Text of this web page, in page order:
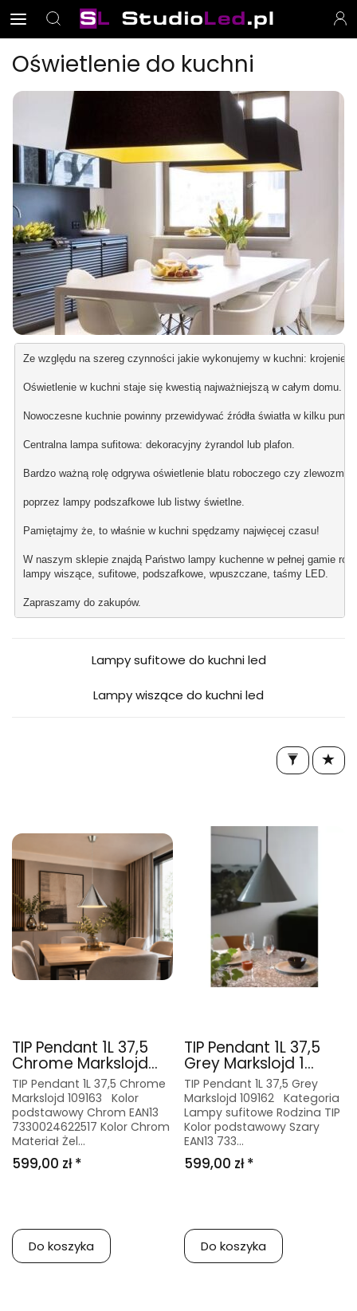
Oświetlenie do kuchni
Ze względu na szereg czynności jakie wykonujemy w kuchni: krojenie,
Oświetlenie w kuchni staje się kwestią najważniejszą w całym domu.
Nowoczesne kuchnie powinny przewidywać źródła światła w kilku
Centralna lampa sufitowa: dekoracyjny żyrandol lub plafon.
Bardzo ważną rolę odgrywa oświetlenie blatu roboczego czy
poprzez lampy podszafkowe lub listwy świetlne.
Pamiętajmy że, to właśnie w kuchni spędzamy najwięcej czasu!
W naszym sklepie znajdą Państwo lampy kuchenne w pełnej gamie
lampy wiszące, sufitowe, podszafkowe, wpuszczane, taśmy LED.
Zapraszamy do zakupów.
Lampy sufitowe do kuchni led
Lampy wiszące do kuchni led
TIP Pendant 1L 37,5
Chrome Markslojd...
TIP Pendant 1L 37,5 Chrome
Markslojd 109163 Kolor
podstawowy Chrom EAN13
7330024622517 Kolor Chrom
Materiał Żel...
599,00 zł *
Do koszyka
TIP Pendant 1L 37,5
Grey Markslojd 1...
TIP Pendant 1L 37,5 Grey
Markslojd 109162 Kategoria
Lampy sufitowe Rodzina TIP
Kolor podstawowy Szary
EAN13 733...
599,00 zł *
Do koszyka